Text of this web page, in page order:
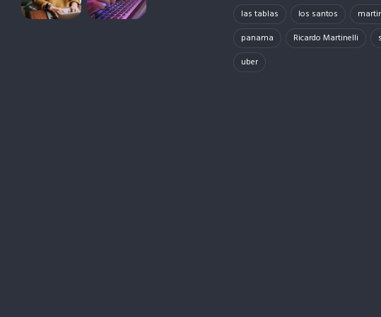
las tablas
los santos
panama
Ricardo Martinelli
uber